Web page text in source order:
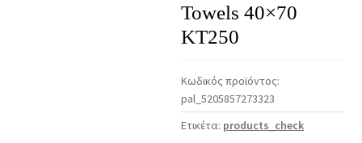
Towels 40×70
KT250
Κωδικός προϊόντος:
pal_5205857273323
Ετικέτα: products_check